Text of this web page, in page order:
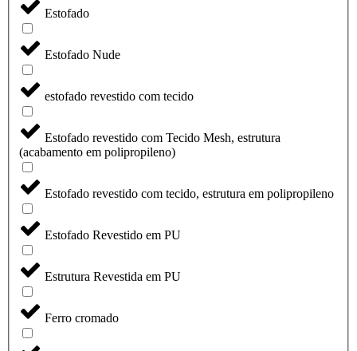
Estofado
Estofado Nude
estofado revestido com tecido
Estofado revestido com Tecido Mesh, estrutura
(acabamento em polipropileno)
Estofado revestido com tecido, estrutura em polipropileno
Estofado Revestido em PU
Estrutura Revestida em PU
Ferro cromado